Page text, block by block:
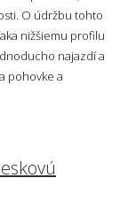
O údržbu tohto
nižšiemu profilu
najazdí a
pohovke a